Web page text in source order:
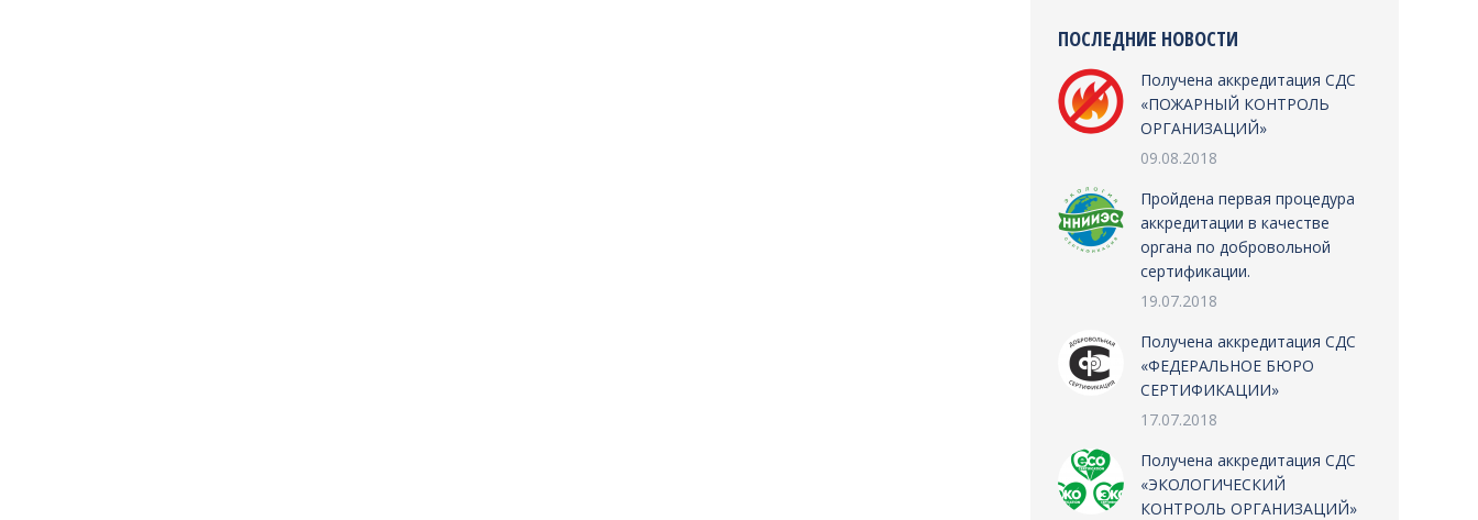
ПОСЛЕДНИЕ НОВОСТИ
Получена аккредитация СДС
«ПОЖАРНЫЙ КОНТРОЛЬ
ОРГАНИЗАЦИЙ»
09.08.2018
Пройдена первая процедура
аккредитации в качестве
органа по добровольной
сертификации.
19.07.2018
Получена аккредитация СДС
«ФЕДЕРАЛЬНОЕ БЮРО
СЕРТИФИКАЦИИ»
17.07.2018
Получена аккредитация СДС
«ЭКОЛОГИЧЕСКИЙ
КОНТРОЛЬ ОРГАНИЗАЦИЙ»